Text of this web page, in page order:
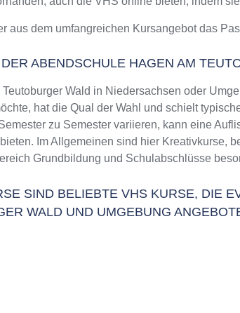
aus dem umfangreichen Kursangebot das
ABENDSCHULE HAGEN AM
Wald in Niedersachsen oder
hat die Qual der Wahl und schielt
zu Semester variieren, kann eine
Im Allgemeinen sind hier Kreativkurse,
Grundbildung und Schulabschlüsse
SIND BELIEBTE VHS KURSE, DIE
WALD UND UMGEBUNG